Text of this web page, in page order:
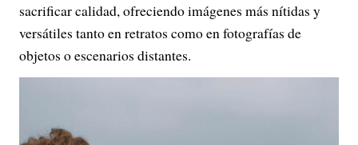
sacrificar calidad, ofreciendo imágenes más nítidas y
versátiles tanto en retratos como en fotografías de
objetos o escenarios distantes.